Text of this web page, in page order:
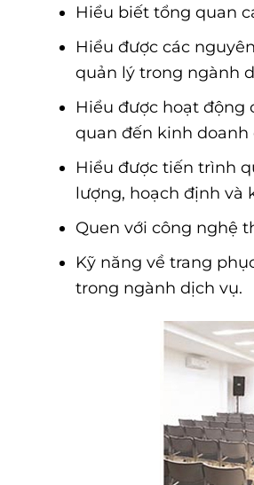
Hiểu biết tổng quan
Hiểu được các
quản lý trong ngành
Hiểu được hoạt động
quan đến kinh doanh
Hiểu được tiến trình
lượng, hoạch định và
Quen với công nghệ
Kỹ năng về trang
trong ngành dịch vụ.